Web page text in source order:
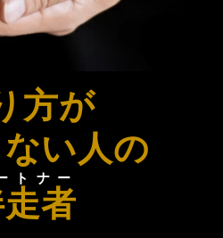
方が
い人の
者
トナー